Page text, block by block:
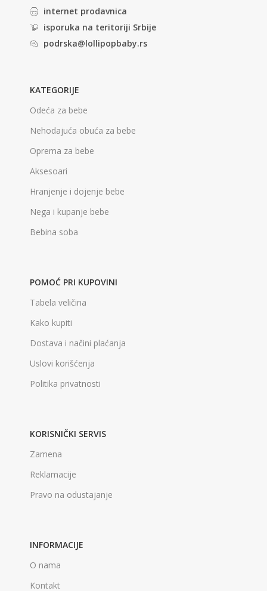
internet prodavnica
isporuka na teritoriji Srbije
podrska@lollipopbaby.rs
KATEGORIJE
Odeća za bebe
Nehodajuća obuća za bebe
Oprema za bebe
Aksesoari
Hranjenje i dojenje bebe
Nega i kupanje bebe
Bebina soba
POMOĆ PRI KUPOVINI
Tabela veličina
Kako kupiti
Dostava i načini plaćanja
Uslovi korišćenja
Politika privatnosti
KORISNIČKI SERVIS
Zamena
Reklamacije
Pravo na odustajanje
INFORMACIJE
O nama
Kontakt